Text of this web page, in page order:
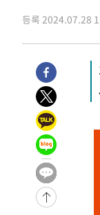
등록 2024.07.28